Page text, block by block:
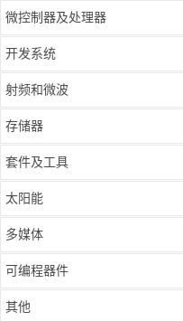
微控制器及处理器
开发系统
射频和微波
存储器
套件及工具
太阳能
多媒体
可编程器件
其他